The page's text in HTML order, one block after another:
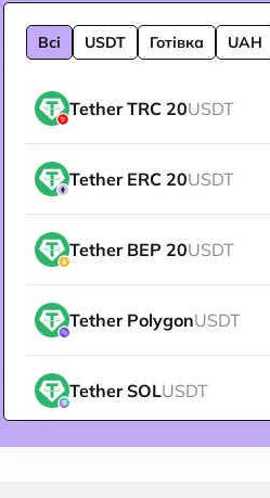
Всі USDT Готівка UAH
Tether TRC 20USDT
Tether ERC 20USDT
Tether BEP 20USDT
Tether PolygonUSDT
Tether SOLUSDT